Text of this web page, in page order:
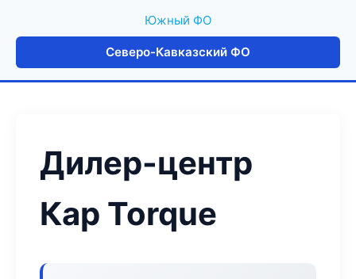
Южный ФО
Северо-Кавказский ФО
Дилер-центр
Кар Torque